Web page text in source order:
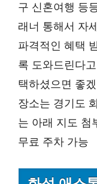
구 신혼여행 등
래너 통해서 자
파격적인 혜택
록 도와드린다
택하셨으면 좋
장소는 경기도
는 아래 지도 첨
무료 주차 가능